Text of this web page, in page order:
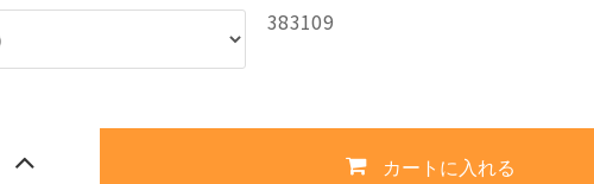
383109
カートに入れる